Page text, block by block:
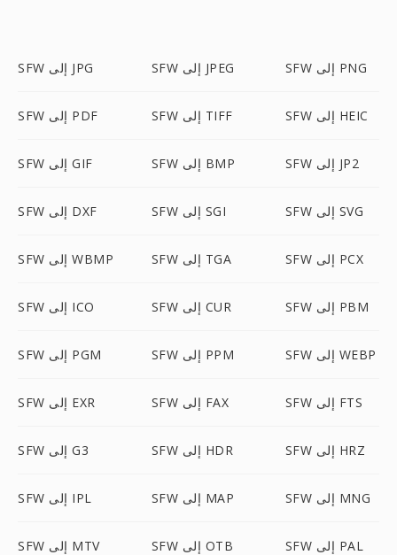
SFW إلى JPG SFW إلى JPEG SFW إلى PNG
SFW إلى PDF SFW إلى TIFF SFW إلى HEIC
SFW إلى GIF SFW إلى BMP SFW إلى JP2
SFW إلى DXF SFW إلى SGI SFW إلى SVG
SFW إلى WBMP SFW إلى TGA SFW إلى PCX
SFW إلى ICO SFW إلى CUR SFW إلى PBM
SFW إلى PGM SFW إلى PPM SFW إلى WEBP
SFW إلى EXR SFW إلى FAX SFW إلى FTS
SFW إلى G3 SFW إلى HDR SFW إلى HRZ
SFW إلى IPL SFW إلى MAP SFW إلى MNG
SFW إلى MTV SFW إلى OTB SFW إلى PAL